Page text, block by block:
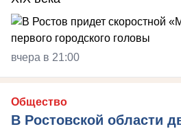
вчера в 21:00
Общество
В Ростовской области